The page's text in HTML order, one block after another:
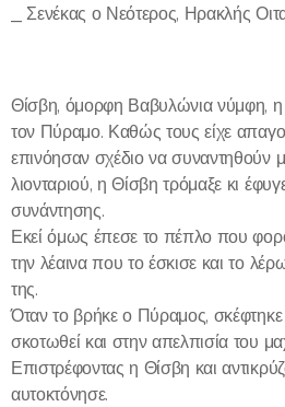
_ Σενέκας ο Νεότερος, Ηρακλής
Θίσβη, όμορφη Βαβυλώνια νύμφη,
τον Πύραμο. Καθώς τους είχε
επινόησαν σχέδιο να συναντηθούν
λιονταριού, η Θίσβη τρόμαξε κι
συνάντησης.
Εκεί όμως έπεσε το πέπλο που
την λέαινα που το έσκισε και το
της.
Όταν το βρήκε ο Πύραμος, σκέφτηκε
σκοτωθεί και στην απελπισία του
Επιστρέφοντας η Θίσβη και
αυτοκτόνησε.